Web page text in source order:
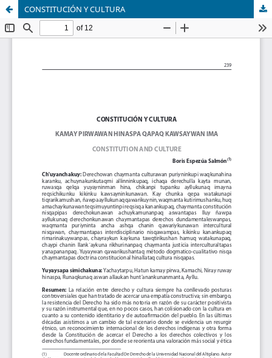
CONSTITUCIÓN Y CULTURA